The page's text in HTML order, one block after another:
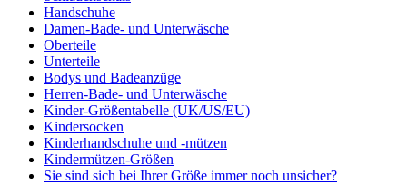
Handschuhe
Damen-Bade- und Unterwäsche
Oberteile
Unterteile
Bodys und Badeanzüge
Herren-Bade- und Unterwäsche
Kinder-Größentabelle (UK/US/EU)
Kindersocken
Kinderhandschuhe und -mützen
Kindermützen-Größen
Sie sind sich bei Ihrer Größe immer noch unsicher?